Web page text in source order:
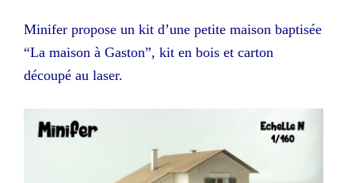
Minifer propose un kit d’une petite maison baptisée
“La maison à Gaston”, kit en bois et carton
découpé au laser.